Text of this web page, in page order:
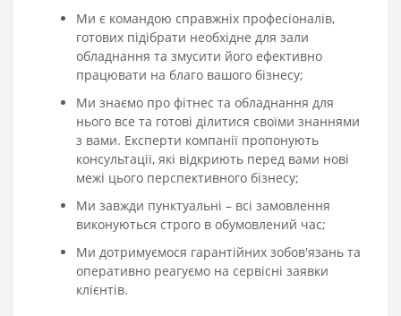
Ми є командою справжніх професіоналів,
готових підібрати необхідне для зали
обладнання та змусити його ефективно
працювати на благо вашого бізнесу;
Ми знаємо про фітнес та обладнання для
нього все та готові ділитися своїми знаннями
з вами. Експерти компанії пропонують
консультації, які відкриють перед вами нові
межі цього перспективного бізнесу;
Ми завжди пунктуальні – всі замовлення
виконуються строго в обумовлений час;
Ми дотримуємося гарантійних зобов'язань та
оперативно реагуємо на сервісні заявки
клієнтів.